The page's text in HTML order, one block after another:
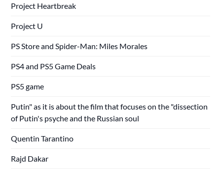
Project Heartbreak
Project U
PS Store and Spider-Man: Miles Morales
PS4 and PS5 Game Deals
PS5 game
Putin" as it is about the film that focuses on the "dissection
of Putin's psyche and the Russian soul
Quentin Tarantino
Rajd Dakar